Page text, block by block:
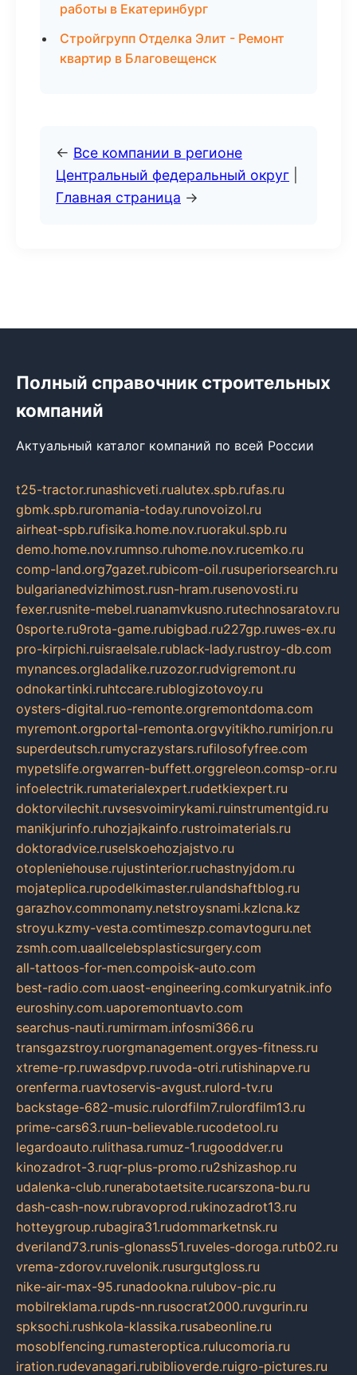
работы в Екатеринбург
Стройгрупп Отделка Элит - Ремонт
квартир в Благовещенск
← Все компании в регионе
Центральный федеральный округ
Главная страница →
Полный справочник строительных
компаний
Актуальный каталог компаний по всей России
t25-tractor.runashicveti.rualutex.spb.rufas.ru
gbmk.spb.ruromania-today.runovoizol.ru
airheat-spb.rufisika.home.nov.ruorakul.spb.ru
demo.home.nov.rumnso.ruhome.nov.rucemko.ru
comp-land.org7gazet.rubicom-oil.rusuperiorsearch.ru
bulgarianedvizhimost.rusn-hram.rusenovosti.ru
fexer.rusnite-mebel.ruanamvkusno.rutechnosaratov.ru
0sporte.ru9rota-game.rubigbad.ru227gp.ruwes-ex.ru
pro-kirpichi.ruisraelsale.rublack-lady.rustroy-db.com
mynances.orgladalike.ruzozor.rudvigremont.ru
odnokartinki.ruhtccare.rublogizotovoy.ru
oysters-digital.ruo-remonte.orgremontdoma.com
myremont.orgportal-remonta.orgvyitikho.rumirjon.ru
superdeutsch.rumycrazystars.rufilosofyfree.com
mypetslife.orgwarren-buffett.orggreleon.comsp-or.ru
infoelectrik.rumaterialexpert.rudetkiexpert.ru
doktorvilechit.ruvsesvoimirykami.ruinstrumentgid.ru
manikjurinfo.ruhozjajkainfo.rustroimaterials.ru
doktoradvice.ruselskoehozjajstvo.ru
otopleniehouse.rujustinterior.ruchastnyjdom.ru
mojateplica.rupodelkimaster.rulandshaftblog.ru
garazhov.commonamy.netstroysnami.kzlcna.kz
stroyu.kzmy-vesta.comtimeszp.comavtoguru.net
zsmh.com.uaallcelebsplasticsurgery.com
all-tattoos-for-men.compoisk-auto.com
best-radio.com.uaost-engineering.comkuryatnik.info
euroshiny.com.uaporemontuavto.com
searchus-nauti.rumirmam.infosmi366.ru
transgazstroy.ruorgmanagement.orgyes-fitness.ru
xtreme-rp.ruwasdpvp.ruvoda-otri.rutishinapve.ru
orenferma.ruavtoservis-avgust.rulord-tv.ru
backstage-682-music.rulordfilm7.rulordfilm13.ru
prime-cars63.ruun-believable.rucodetool.ru
legardoauto.rulithasa.rumuz-1.rugooddver.ru
kinozadrot-3.ruqr-plus-promo.ru2shizashop.ru
udalenka-club.runerabotaetsite.rucarszona-bu.ru
dash-cash-now.rubravoprod.rukinozadrot13.ru
hotteygroup.rubagira31.rudommarketnsk.ru
dveriland73.runis-glonass51.ruveles-doroga.rutb02.ru
vrema-zdorov.ruvelonik.rusurgutgloss.ru
nike-air-max-95.runadookna.rulubov-pic.ru
mobilreklama.rupds-nn.rusocrat2000.ruvgurin.ru
spksochi.rushkola-klassika.rusabeonline.ru
mosoblfencing.rumasteroptica.rulucomoria.ru
iration.rudevanagari.rubiblioverde.ruigro-pictures.ru